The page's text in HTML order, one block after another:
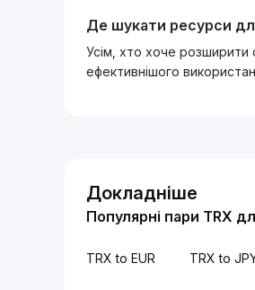
Де шукати ресурси
Усім, хто хоче розширити
ефективнішого
Докладніше
Популярні пари TRX
TRX to EUR TRX to